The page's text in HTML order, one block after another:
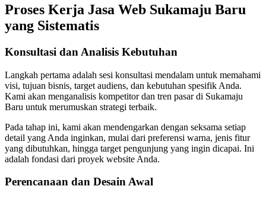
Proses Kerja Jasa Web Sukamaju Baru
yang Sistematis
Konsultasi dan Analisis Kebutuhan
Langkah pertama adalah sesi konsultasi mendalam untuk memahami
visi, tujuan bisnis, target audiens, dan kebutuhan spesifik Anda.
Kami akan menganalisis kompetitor dan tren pasar di Sukamaju
Baru untuk merumuskan strategi terbaik.
Pada tahap ini, kami akan mendengarkan dengan seksama setiap
detail yang Anda inginkan, mulai dari preferensi warna, jenis fitur
yang dibutuhkan, hingga target pengunjung yang ingin dicapai. Ini
adalah fondasi dari proyek website Anda.
Perencanaan dan Desain Awal